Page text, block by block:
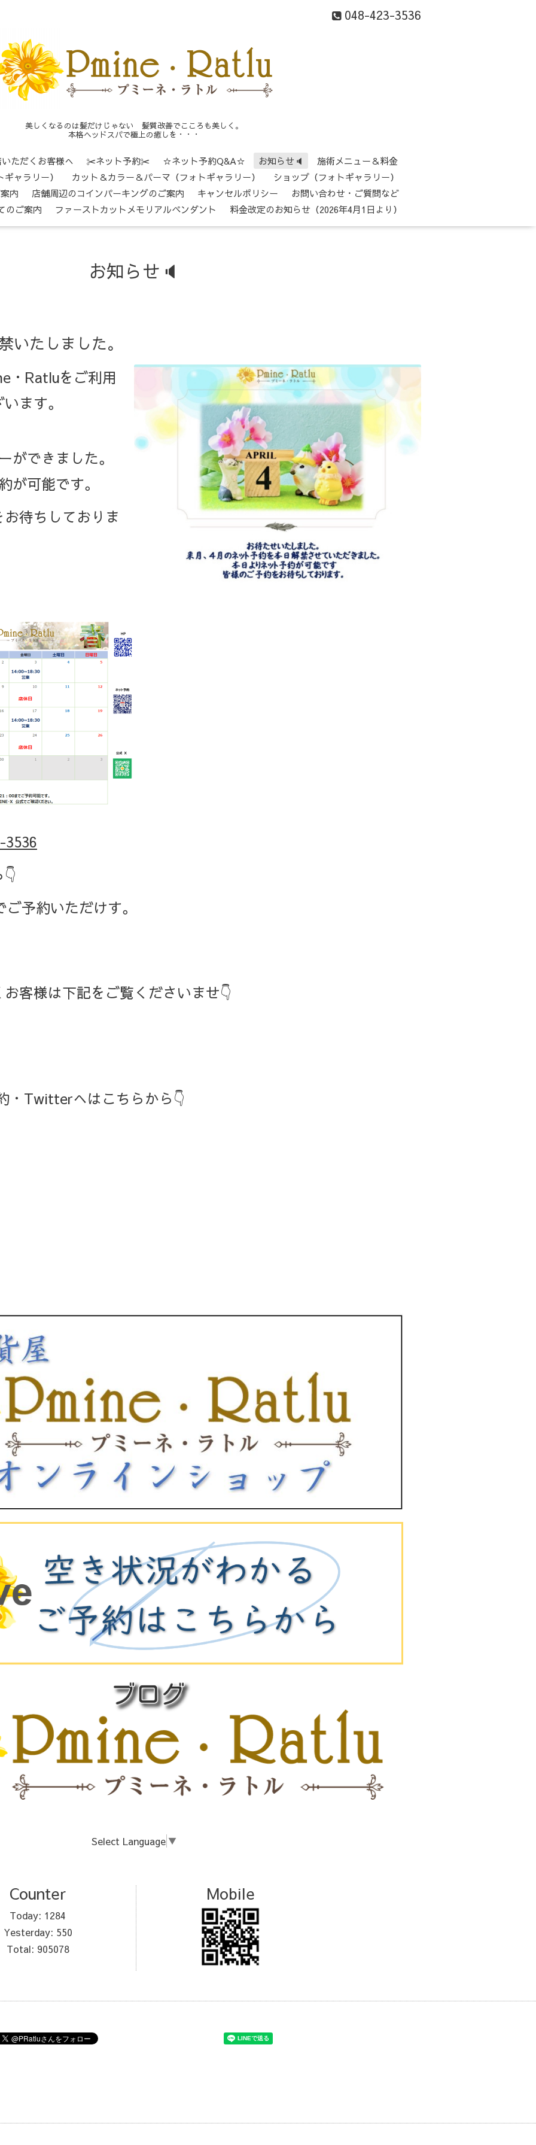
048-423-3536
美しくなるのは髪だけじゃない 髪質改善でこころも美しく。
本格ヘッドスパで極上の癒しを・・・
ただくお客様へ ✂ネット予約✂ ☆ネット予約Q&A☆ お知らせ🔈
施術メニュー＆料金
ャラリー）
カット＆カラー＆パーマ（フォトギャラリー）
ショップ（フォトギャラリー）
内
店舗周辺のコインパーキングのご案内 キャンセルポリシー
お問い合わせ・ご質問など
のご案内
ファーストカットメモリアルペンダント 料金改定のお知らせ（2026年4月1日より）
お知らせ🔈
いたしました。
・Ratluをご利用
ます。
ができました。
が可能です。
待ちしておりま
3536
👇
ご予約いただけす。
客様は下記をご覧くださいませ👇
・Twitterへはこちらから👇
Select Language ▼
Counter
Today: 1284
Yesterday: 550
Total: 905078
Mobile